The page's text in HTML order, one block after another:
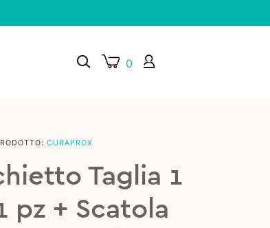
0
CURAPROX
Taglia 1
pz + Scatola